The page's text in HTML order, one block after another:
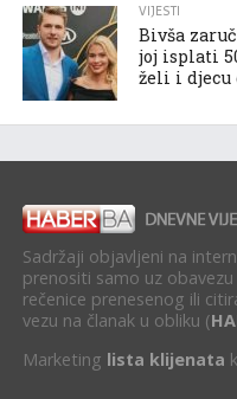
VIJESTI
Bivša
joj isplati
želi i djecu
Sadržaji objavljeni na
prenositi samo uz
rečenice prenesenog ili
vezu na članak u obliku (
Marketing lista klijenata